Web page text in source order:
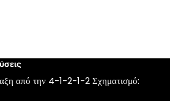
από την 4-1-2-1-2 Σχηματισμό: